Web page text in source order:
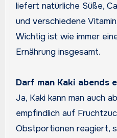
liefert natürliche Süße,
und verschiedene
Wichtig ist wie immer
Ernährung insgesamt.
Darf man Kaki abends
Ja, Kaki kann man auch
empfindlich auf
Obstportionen reagiert,